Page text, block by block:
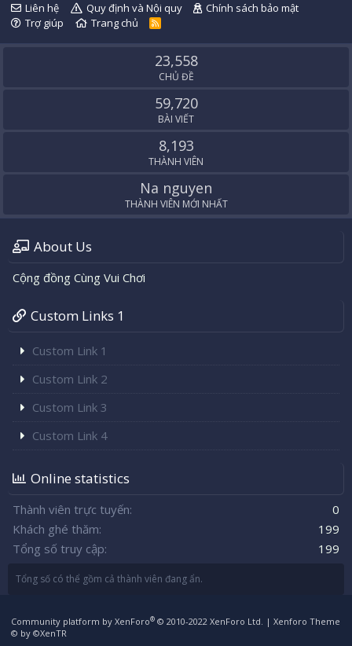
Liên hệ Quy định và Nội quy
Chính sách bảo mật
Trợ giúp
Trang chủ
R
S
23,558
CHỦ ĐỀ
59,720
BÀI VIẾT
8,193
THÀNH VIÊN
Na nguyen
THÀNH VIÊN MỚI NHẤT
About Us
Cộng đồng Cùng Vui Chơi
Custom Links 1
Custom Link 1
Custom Link 2
Custom Link 3
Custom Link 4
Online statistics
Thành viên trực tuyến
0
Khách ghé thăm
199
Tổng số truy cập
199
Tổng số có thể gồm cả thành viên đang ẩn.
Community platform by XenForo® © 2010-2022 XenForo Ltd. | Xenforo Theme
© by ©XenTR